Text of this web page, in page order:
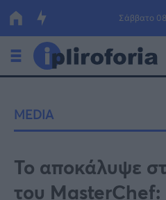
Σάββατο
Οικονομία
Πολιτική
Τράπεζες
MEDIA
Το αποκάλυψε
του